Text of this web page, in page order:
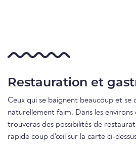
Restauration et
Ceux qui se baignent beaucoup et se
naturellement faim. Dans les
trouveras des possibilités de
rapide coup d'œil sur la carte ci-